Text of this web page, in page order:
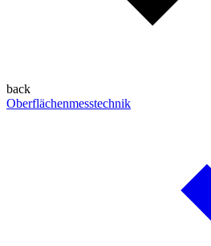
back
Oberflächenmesstechnik